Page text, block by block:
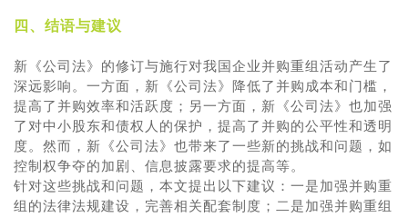
四、结语与建议
新《公司法》的修订与施行对我国企业并购重组活动产生了
深远影响。一方面，新《公司法》降低了并购成本和门槛，
提高了并购效率和活跃度；另一方面，新《公司法》也加强
了对中小股东和债权人的保护，提高了并购的公平性和透明
度。然而，新《公司法》也带来了一些新的挑战和问题，如
控制权争夺的加剧、信息披露要求的提高等。
针对这些挑战和问题，本文提出以下建议：一是加强并购重
组的法律法规建设，完善相关配套制度；二是加强并购重组